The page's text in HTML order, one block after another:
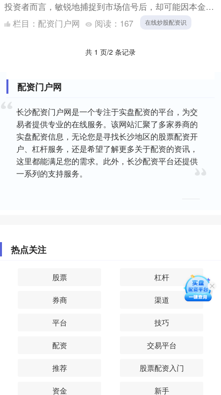
投资者而言，敏锐地捕捉到市场信号后，却可能因本金有
限而难以扩大战果，只能望“机”兴叹。此时，**配资**作
为一....
栏目： 配资门户网 阅读： 167 在线炒股配资识
共 1 页/2 条记录
配资门户网
长沙配资门户网是一个专注于实盘配资的平台，为交
易者提供专业的在线服务。该网站汇聚了多家券商的
实盘配资信息，无论您是寻找长沙地区的股票配资开
户、杠杆服务，还是希望了解更多关于配资的资讯，
这里都能满足您的需求。此外，长沙配资平台还提供
一系列的支持服务。
热点关注
股票 杠杆
券商 渠道
平台 技巧
配资 交易平台
推荐 股票配资入门
资金 新手